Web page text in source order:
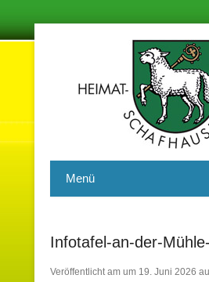
Heimatverein
Menü
Infotafel-an-der-
Veröffentlicht am um 19. Juni 2026